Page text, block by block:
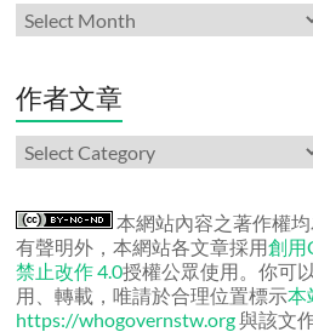
月
份
章
作者文章
作
者
章
本網站內容之著作權
有聲明外，本網站各文章採用創用
禁止改作 4.0授權公眾使用。你可
用、轉載，唯請於合理位置標示本
https://whogovernstw.org與該文